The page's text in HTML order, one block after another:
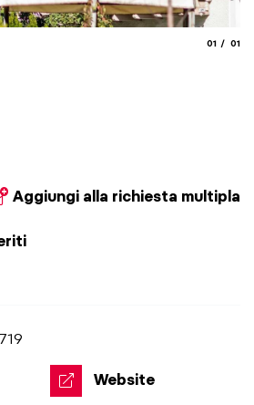
01 01
Aggiungi alla richiesta multipla
Website